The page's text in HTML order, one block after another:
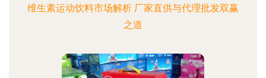
维生素运动饮料市场解析 厂家直供与代理批发双赢
之道